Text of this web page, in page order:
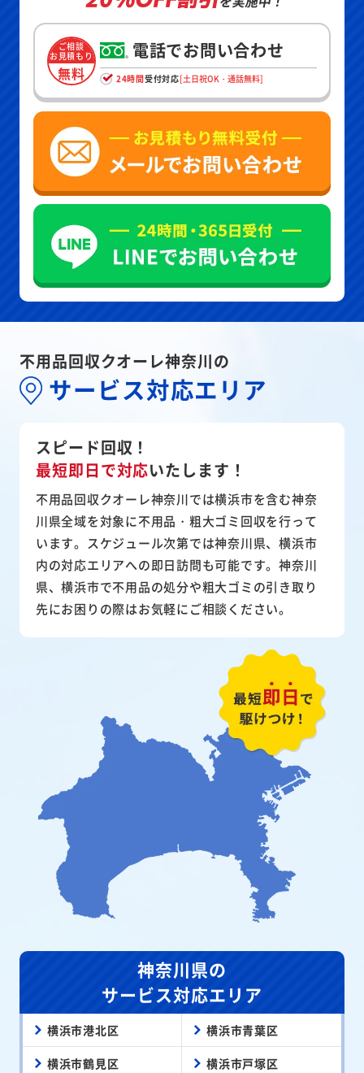
ご相談
お見積もり
無料
電話でお問い合わせ
24時間受付対応[土日祝OK・通話無料]
不用品回収クオーレ神奈川の
サービス対応エリア
スピード回収！
最短即日で対応いたします！
不用品回収クオーレ神奈川では横浜市を含む神奈
川県全域を対象に不用品・粗大ゴミ回収を行って
います。スケジュール次第では神奈川県、横浜市
内の対応エリアへの即日訪問も可能です。神奈川
県、横浜市で不用品の処分や粗大ゴミの引き取り
先にお困りの際はお気軽にご相談ください。
神奈川県の
サービス対応エリア
横浜市港北区 横浜市青葉区
横浜市鶴見区 横浜市戸塚区